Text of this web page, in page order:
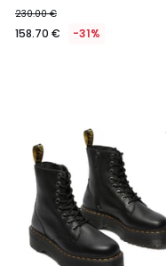
230.00 €
158.70 € -31%